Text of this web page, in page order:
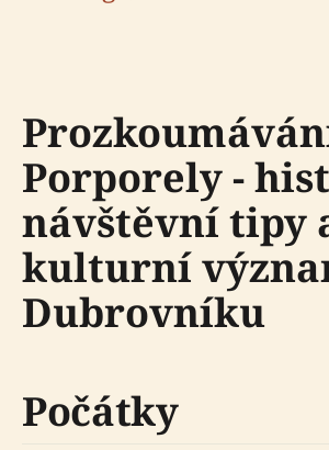
Porporely -
návštěvní tipy
kulturní
Dubrovníku
Počátky